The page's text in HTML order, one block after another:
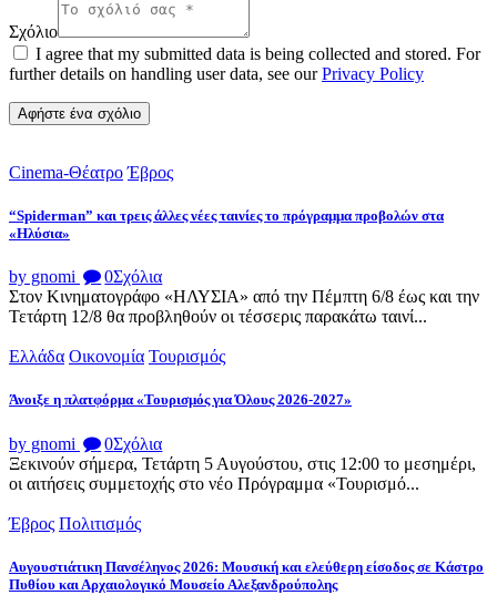
Σχόλιο
I agree that my submitted data is being collected and stored. For
further details on handling user data, see ourPrivacy Policy
Cinema-Θέατρο Έβρος
“Spiderman” και τρεις άλλες νέες ταινίες το πρόγραμμα προβολών στα
«Ηλύσια»
by gnomi 0Σχόλια
Στον Κινηματογράφο «ΗΛΥΣΙΑ» από την Πέμπτη 6/8 έως και την
Τετάρτη 12/8 θα προβληθούν οι τέσσερις παρακάτω ταινί...
Ελλάδα Οικονομία Τουρισμός
Άνοιξε η πλατφόρμα «Τουρισμός για Όλους 2026-2027»
by gnomi 0Σχόλια
Ξεκινούν σήμερα, Τετάρτη 5 Αυγούστου, στις 12:00 το μεσημέρι,
οι αιτήσεις συμμετοχής στο νέο Πρόγραμμα «Τουρισμό...
Έβρος Πολιτισμός
Αυγουστιάτικη Πανσέληνος 2026: Μουσική και ελεύθερη είσοδος σε Κάστρο
Πυθίου και Αρχαιολογικό Μουσείο Αλεξανδρούπολης